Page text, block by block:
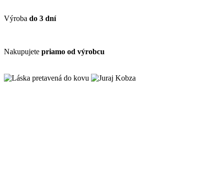
Výroba do 3 dní
Nakupujete priamo od výrobcu